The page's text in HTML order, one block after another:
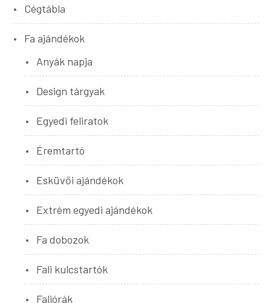
Cégtábla
Fa ajándékok
Anyák napja
Design tárgyak
Egyedi feliratok
Éremtartó
Esküvői ajándékok
Extrém egyedi ajándékok
Fa dobozok
Fali kulcstartók
Faliórák